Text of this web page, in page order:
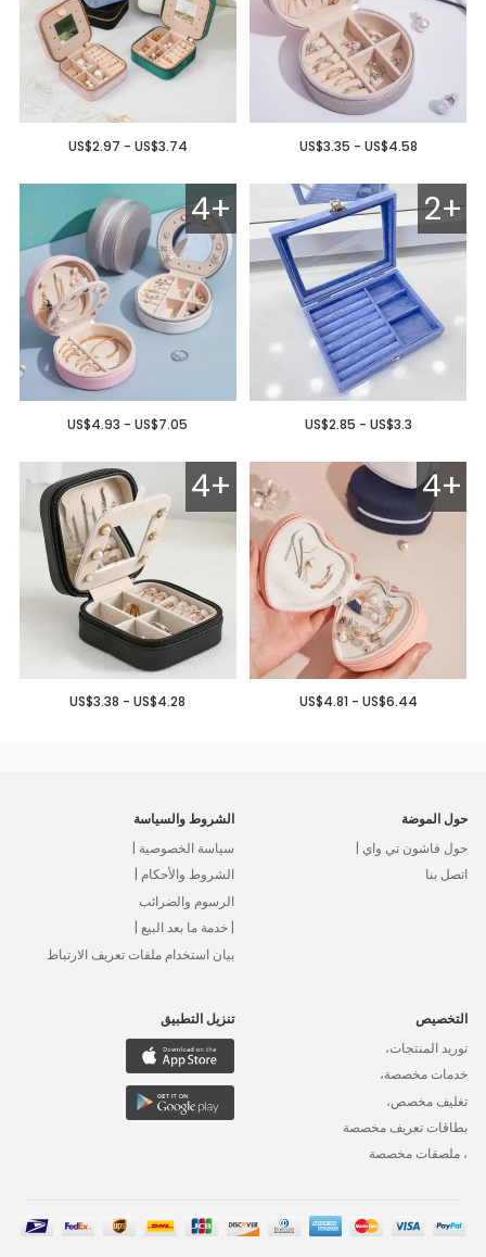
US$3.35 - US$4.58
US$2.97 - US$3.74
2+
US$2.85 - US$3.3
4+
US$4.93 - US$7.05
4+
US$4.81 - US$6.44
4+
US$3.38 - US$4.28
حول الموضة
حول فاشون تي واي |
اتصل بنا
الشروط والسياسة
سياسة الخصوصية |
الشروط والأحكام |
الرسوم والضرائب
| خدمة ما بعد البيع |
بيان استخدام ملفات تعريف الارتباط
التخصيص
توريد المنتجات،
خدمات مخصصة،
تغليف مخصص،
بطاقات تعريف مخصصة
، ملصقات مخصصة
تنزيل التطبيق